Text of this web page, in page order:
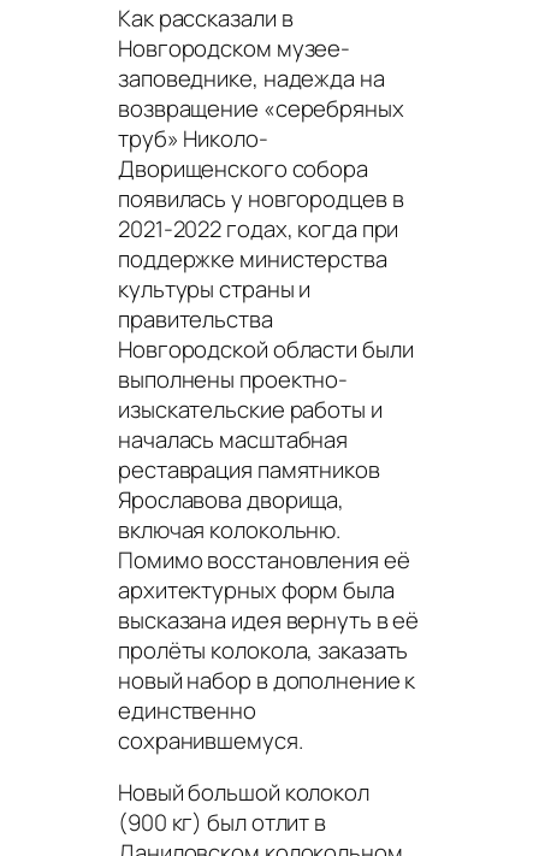
Как рассказали в
Новгородском музее-
заповеднике, надежда на
возвращение «серебряных
труб» Николо-
Дворищенского собора
появилась у новгородцев в
2021-2022 годах, когда при
поддержке министерства
культуры страны и
правительства
Новгородской области были
выполнены проектно-
изыскательские работы и
началась масштабная
реставрация памятников
Ярославова дворища,
включая колокольню.
Помимо восстановления её
архитектурных форм была
высказана идея вернуть в её
пролёты колокола, заказать
новый набор в дополнение к
единственно
сохранившемуся.
Новый большой колокол
(900 кг) был отлит в